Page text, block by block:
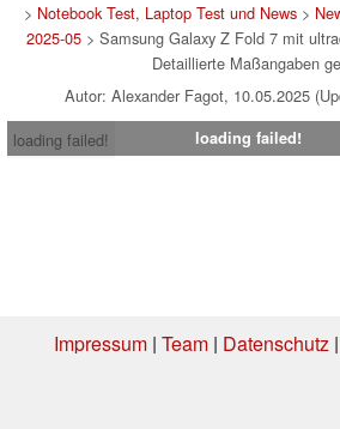
> Notebook Test, Laptop Test und News>
2025-05> Samsung Galaxy Z Fold 7 mit
Detaillierte Maßangaben
Autor: Alexander Fagot, 10.05.2025
loading failed!
loading failed!
Impressum| Team| Datenschutz|